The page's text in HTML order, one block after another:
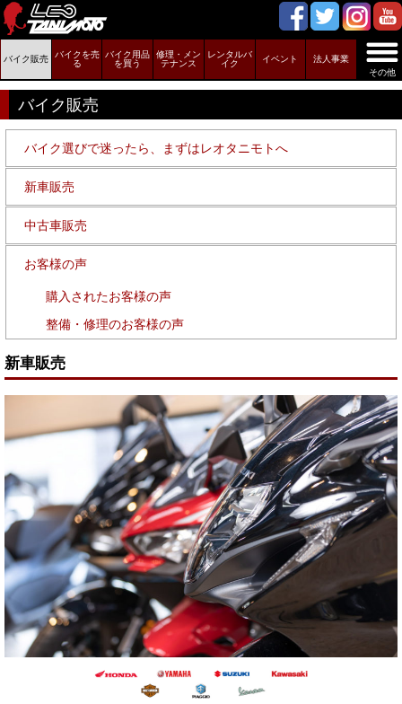
その他
バイク販売
バイクを売
る
バイク用品
を買う
修理・メン
テナンス
レンタルバ
イク
イベント 法人事業
バイク販売
バイク選びで迷ったら、まずはレオタニモトへ
新車販売
中古車販売
お客様の声
購入されたお客様の声
整備・修理のお客様の声
新車販売